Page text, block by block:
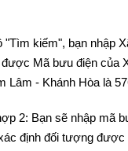
"Tìm kiếm", bạn nhập
Mã bưu điện của
Lâm - Khánh Hòa là
2: Bạn sẽ nhập mã
định đối tượng được